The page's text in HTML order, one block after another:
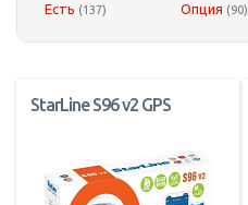
Есть (137) Опция (90)
StarLine S96 v2 GPS